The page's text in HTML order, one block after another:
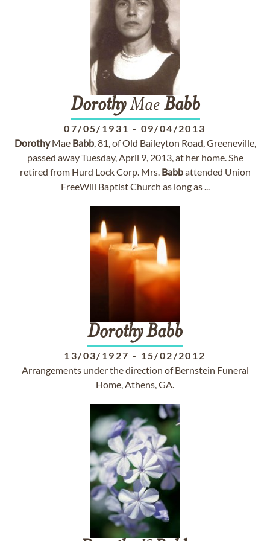
DorothyMae Babb
07/05/1931 - 09/04/2013
DorothyMae Babb, 81, of Old Baileyton Road, Greeneville,
passed away Tuesday, April 9, 2013, at her home. She
retired from Hurd Lock Corp. Mrs. Babbattended Union
FreeWill Baptist Church as long as ...
DorothyBabb
13/03/1927 - 15/02/2012
Arrangements under the direction of Bernstein Funeral
Home, Athens, GA.